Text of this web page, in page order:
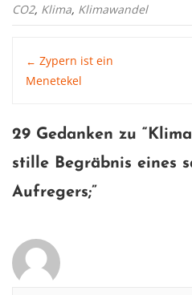
CO2, Klima, Klimawandel
Post
← Zypern ist ein
Menetekel
29 Gedanken zu “
stille Begräbnis eines
Aufregers;”